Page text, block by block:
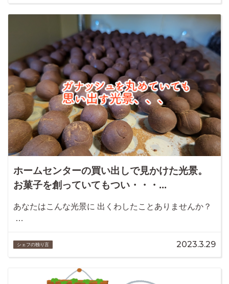
ホームセンターの買い出しで見かけた光景。
お菓子を創っていてもつい・・・...
あなたはこんな光景に 出くわしたことありませんか？
…
シェフの独り言 2023.3.29